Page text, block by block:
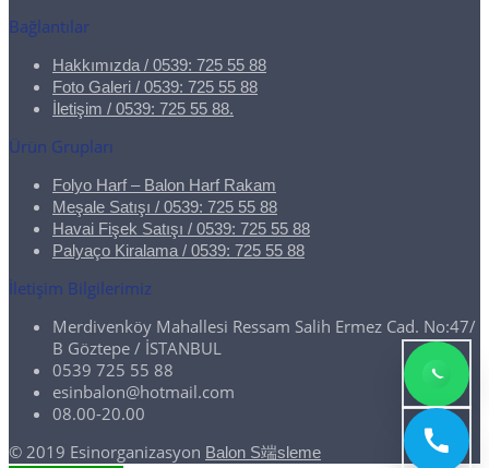
Bağlantılar
Hakkımızda / 0539: 725 55 88
Foto Galeri / 0539: 725 55 88
İletişim / 0539: 725 55 88.
Ürün Grupları
Folyo Harf – Balon Harf Rakam
Meşale Satışı / 0539: 725 55 88
Havai Fişek Satışı / 0539: 725 55 88
Palyaço Kiralama / 0539: 725 55 88
İletişim Bilgilerimiz
Merdivenköy Mahallesi Ressam Salih Ermez Cad. No:47/
B Göztepe / İSTANBUL
0539 725 55 88
esinbalon@hotmail.com
08.00-20.00
© 2019 Esinorganizasyon Balon S端sleme